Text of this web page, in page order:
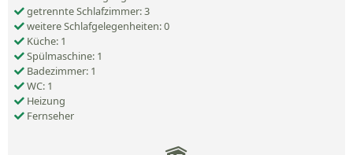
getrennte Schlafzimmer: 3
weitere Schlafgelegenheiten: 0
Küche: 1
Spülmaschine: 1
Badezimmer: 1
WC: 1
Heizung
Fernseher